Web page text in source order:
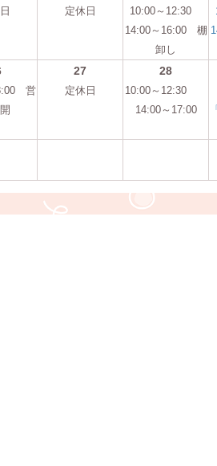
定休日
10:00～12:30
14:00～16:00 棚
卸し
営
27
定休日
28
10:00～12:30
14:00～17:00